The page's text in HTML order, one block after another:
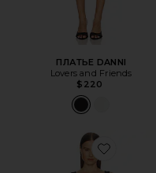
ПЛАТЬЕ DANNI
Lovers and Friends
$220
Favorite